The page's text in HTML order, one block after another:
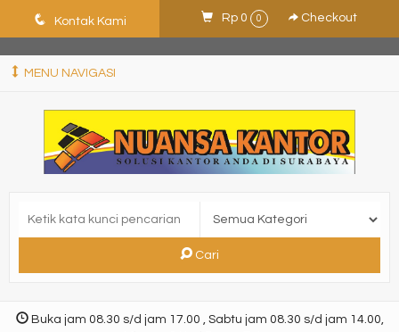
ShHJDjQkcPDuLJpz5vo9xB9ewDNF0CFUN1SBEXTVeWo
q Kontak Kami Rp 0 0 Checkout
MENU NAVIGASI
Cari
Buka jam 08.30 s/d jam 17.00 , Sabtu jam 08.30 s/d jam 14.00,